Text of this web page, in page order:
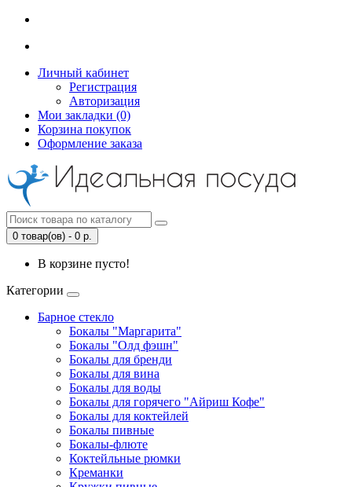
Личный кабинет
Регистрация
Авторизация
Мои закладки (0)
Корзина покупок
Оформление заказа
0 товар(ов) - 0 р.
В корзине пусто!
Категории
Барное стекло
Бокалы "Маргарита"
Бокалы "Олд фэшн"
Бокалы для бренди
Бокалы для вина
Бокалы для воды
Бокалы для горячего "Айриш Кофе"
Бокалы для коктейлей
Бокалы пивные
Бокалы-флюте
Коктейльные рюмки
Креманки